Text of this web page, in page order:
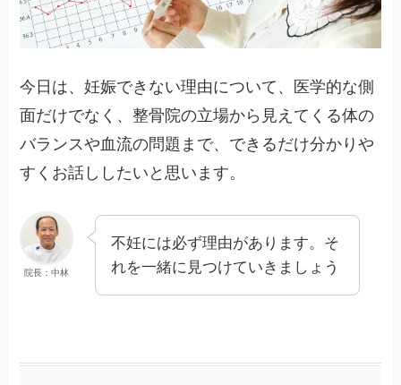
今日は、妊娠できない理由について、医学的な側
面だけでなく、整骨院の立場から見えてくる体の
バランスや血流の問題まで、できるだけ分かりや
すくお話ししたいと思います。
院長：中林
不妊には必ず理由があります。そ
れを一緒に見つけていきましょう